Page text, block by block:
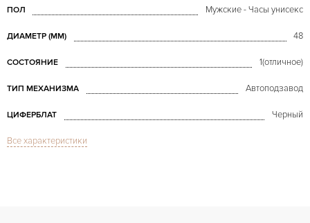
ПОЛ Мужские - Часы унисекс
ДИАМЕТР (MM) 48
СОСТОЯНИЕ 1(отличное)
ТИП МЕХАНИЗМА Автоподзавод
ЦИФЕРБЛАТ Черный
СТЕКЛО
Все характеристики